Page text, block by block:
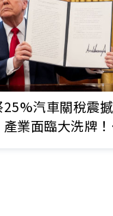
25%汽車關稅震撼
業面臨大洗牌